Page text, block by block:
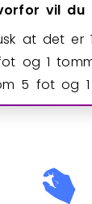
vil du
at det er
og 1
5 fot og 1